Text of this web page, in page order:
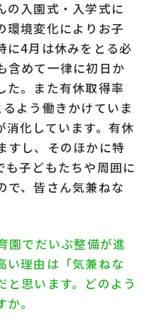
の入園式・入学式に
環境変化によりお子
に4月は休みをとる必
含めて一律に初日か
た。また有休取得率
よう働きかけていま
消化しています。有休
すし、そのほかに特
も子どもたちや周囲に
で、皆さん気兼ねな
園でだいぶ整備が進
い理由は「気兼ねな
と思います。どのよう
。